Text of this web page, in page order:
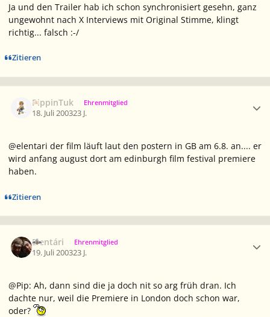
Ja und den Trailer hab ich schon synchronisiert gesehn, ganz
ungewohnt nach X Interviews mit Original Stimme, klingt
richtig... falsch :-/
Zitieren
PippinTuk Ehrenmitglied
18. Juli 200323 J.
@elentari der film läuft laut den postern in GB am 6.8. an.... er
wird anfang august dort am edinburgh film festival premiere
haben.
Zitieren
Elentári Ehrenmitglied
19. Juli 200323 J.
@Pip: Ah, dann sind die ja doch nit so arg früh dran. Ich
dachte nur, weil die Premiere in London doch schon war,
oder?